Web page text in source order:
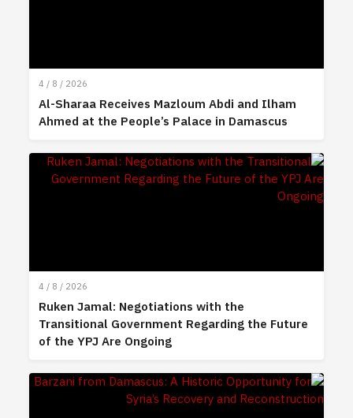
4 / 8 / 2026
Al-Sharaa Receives Mazloum Abdi and Ilham
Ahmed at the People’s Palace in Damascus
4 / 8 / 2026
Ruken Jamal: Negotiations with the
Transitional Government Regarding the Future
of the YPJ Are Ongoing